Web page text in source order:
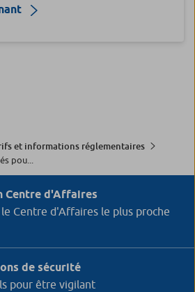
et informations réglementaires
pou...
Centre d'Affaires
Centre d'Affaires le plus proche
de sécurité
pour être vigilant